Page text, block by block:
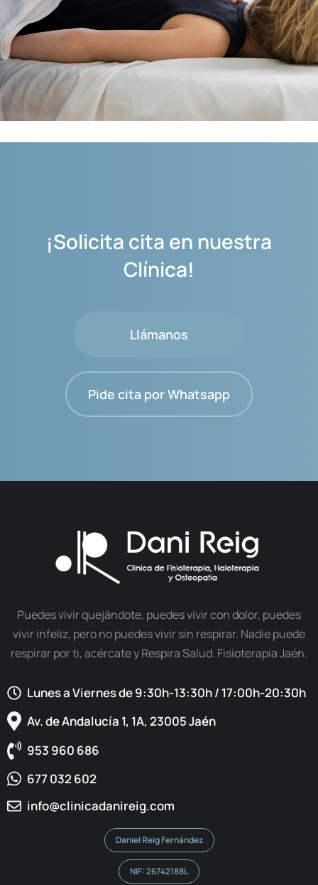
¡Solicita cita en nuestra
Clínica!
Llámanos
Pide cita por Whatsapp
Puedes vivir quejándote, puedes vivir con dolor, puedes
vivir infeliz, pero no puedes vivir sin respirar. Nadie puede
respirar por ti, acércate y Respira Salud. Fisioterapia Jaén.
Lunes a Viernes de 9:30h-13:30h / 17:00h-20:30h​
Av. de Andalucía 1, 1A, 23005 Jaén
953 960 686
677 032 602
info@clinicadanireig.com
Daniel Reig Fernández
NIF: 26742188L